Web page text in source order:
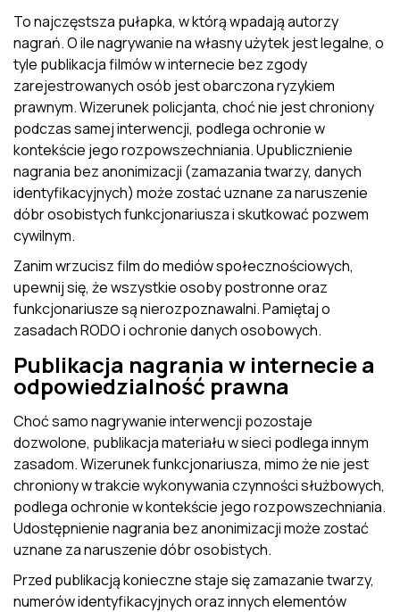
To najczęstsza pułapka, w którą wpadają autorzy
nagrań. O ile nagrywanie na własny użytek jest legalne, o
tyle publikacja filmów w internecie bez zgody
zarejestrowanych osób jest obarczona ryzykiem
prawnym. Wizerunek policjanta, choć nie jest chroniony
podczas samej interwencji, podlega ochronie w
kontekście jego rozpowszechniania. Upublicznienie
nagrania bez anonimizacji (zamazania twarzy, danych
identyfikacyjnych) może zostać uznane za naruszenie
dóbr osobistych funkcjonariusza i skutkować pozwem
cywilnym.
Zanim wrzucisz film do mediów społecznościowych,
upewnij się, że wszystkie osoby postronne oraz
funkcjonariusze są nierozpoznawalni. Pamiętaj o
zasadach RODO i ochronie danych osobowych.
Publikacja nagrania w internecie a
odpowiedzialność prawna
Choć samo nagrywanie interwencji pozostaje
dozwolone, publikacja materiału w sieci podlega innym
zasadom. Wizerunek funkcjonariusza, mimo że nie jest
chroniony w trakcie wykonywania czynności służbowych,
podlega ochronie w kontekście jego rozpowszechniania.
Udostępnienie nagrania bez anonimizacji może zostać
uznane za naruszenie dóbr osobistych.
Przed publikacją konieczne staje się zamazanie twarzy,
numerów identyfikacyjnych oraz innych elementów